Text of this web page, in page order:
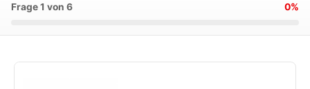
Frage 1 von 6 0%